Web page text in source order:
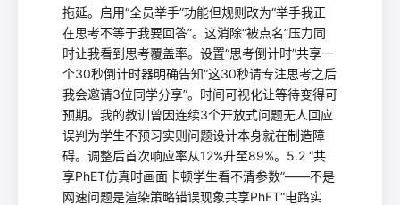
拖延。启用“全员举手”功能但规则改为“举手我正
在思考不等于我要回答”。这消除“被点名”压力同
时让我看到思考覆盖率。设置“思考倒计时”共享一
个30秒倒计时器明确告知“这30秒请专注思考之后
我会邀请3位同学分享”。时间可视化让等待变得可
预期。我的教训曾因连续3个开放式问题无人回应
误判为学生不预习实则问题设计本身就在制造障
碍。调整后首次响应率从12%升至89%。5.2 “共
享PhET仿真时画面卡顿学生看不清参数”——不是
网速问题是渲染策略错误现象共享PhET“电路实